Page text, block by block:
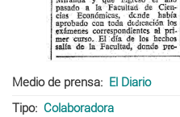
Medio de prensa
El Diario
Tipo
Colaboradora